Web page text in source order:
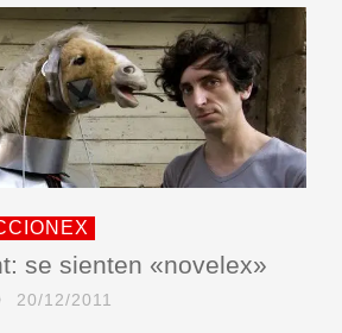
se sienten «novelex»
20/12/2011